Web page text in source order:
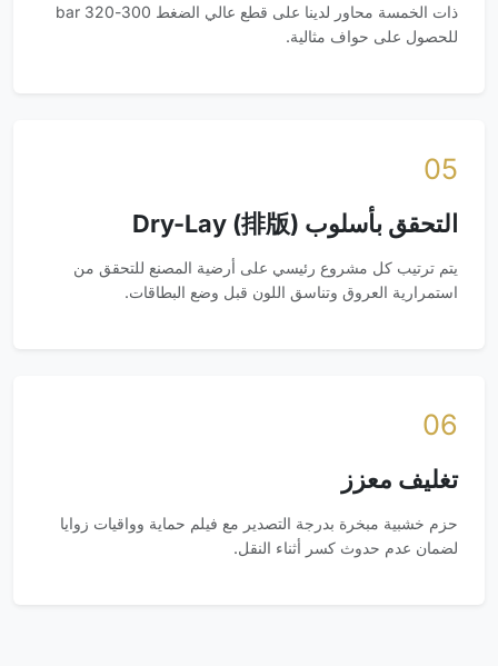
ذات الخمسة محاور لدينا على قطع عالي الضغط 300-320 bar
للحصول على حواف مثالية.
05
التحقق بأسلوب Dry-Lay (排版)
يتم ترتيب كل مشروع رئيسي على أرضية المصنع للتحقق من
استمرارية العروق وتناسق اللون قبل وضع البطاقات.
06
تغليف معزز
حزم خشبية مبخرة بدرجة التصدير مع فيلم حماية وواقيات زوايا
لضمان عدم حدوث كسر أثناء النقل.